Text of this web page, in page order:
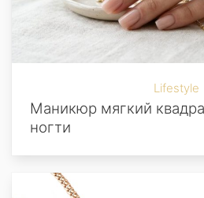
Lifestyle
Маникюр мягкий
ногти